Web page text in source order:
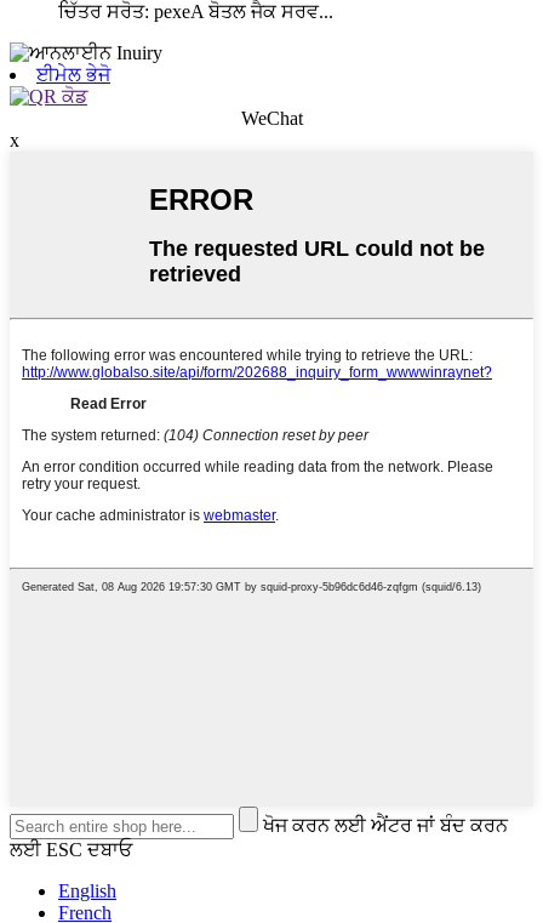
ਚਿੱਤਰ ਸਰੋਤ: pexeA ਬੋਤਲ ਜੈਕ ਸਰਵ...
ਈਮੇਲ ਭੇਜੋ
WeChat
x
ਖੋਜ ਕਰਨ ਲਈ ਐਂਟਰ ਜਾਂ ਬੰਦ ਕਰਨ
ਲਈ ESC ਦਬਾਓ
English
French